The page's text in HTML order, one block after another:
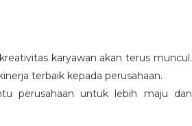
karyawan akan terus muncul.
terbaik kepada perusahaan.
perusahaan untuk lebih maju dan